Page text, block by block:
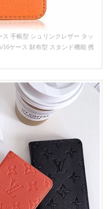
ス 手帳型 シュリンクレザー タッ
16ケース 財布型 スタンド機能 携
13ケース 手帳 レディース 人気